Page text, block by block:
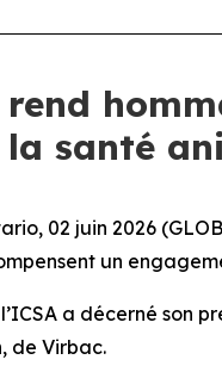
rend
la santé
02 juin 2026
un
a décerné son
de Virbac.